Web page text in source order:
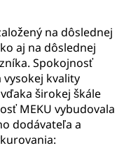
na dôslednej
aj na dôslednej
Spokojnosť
kvality
širokej škále
MEKU vybudovala
dodávateľa a